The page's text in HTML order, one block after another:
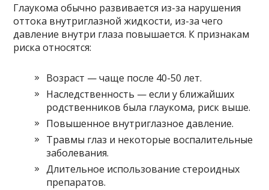
Глаукома обычно развивается из-за нарушения
оттока внутриглазной жидкости, из-за чего
давление внутри глаза повышается. К признакам
риска относятся:
Возраст — чаще после 40-50 лет.
Наследственность — если у ближайших
родственников была глаукома, риск выше.
Повышенное внутриглазное давление.
Травмы глаз и некоторые воспалительные
заболевания.
Длительное использование стероидных
препаратов.